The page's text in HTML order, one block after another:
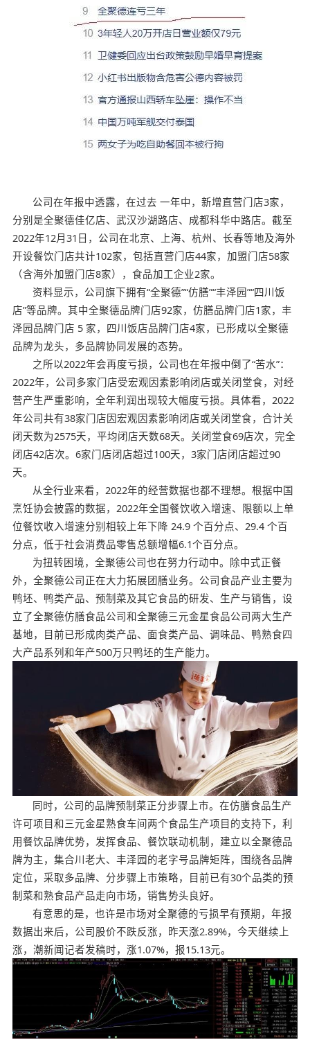
公司在年报中透露，在过去 一年中，新增直营门店3家，
分别是全聚德佳亿店、武汉沙湖路店、成都科华中路店。截至
2022年12月31日，公司在北京、上海、杭州、长春等地及海外
开设餐饮门店共计102家，包括直营门店44家，加盟门店58家
（含海外加盟门店8家），食品加工企业2家。
资料显示，公司旗下拥有“全聚德”“仿膳”“丰泽园”“四川饭
店”等品牌。其中全聚德品牌门店92家，仿膳品牌门店1家，丰
泽园品牌门店 5 家，四川饭店品牌门店4家，已形成以全聚德
品牌为龙头，多品牌协同发展的态势。
之所以2022年会再度亏损，公司也在年报中倒了“苦水”：
2022年，公司多家门店受宏观因素影响闭店或关闭堂食，对经
营产生严重影响，全年利润出现较大幅度亏损。具体看，2022
年公司共有38家门店因宏观因素影响闭店或关闭堂食，合计关
闭天数为2575天，平均闭店天数68天。关闭堂食69店次，完全
闭店42店次。6家门店闭店超过100天，3家门店闭店超过90
天。
从全行业来看，2022年的经营数据也都不理想。根据中国
烹饪协会披露的数据，2022年全国餐饮收入增速、限额以上单
位餐饮收入增速分别相较上年下降 24.9 个百分点、29.4 个百
分点，低于社会消费品零售总额增幅6.1个百分点。
为扭转困境，全聚德公司也在努力行动中。除中式正餐
外，全聚德公司正在大力拓展团膳业务。公司食品产业主要为
鸭坯、鸭类产品、预制菜及其它食品的研发、生产与销售，设
立了全聚德仿膳食品公司和全聚德三元金星食品公司两大生产
基地，目前已形成肉类产品、面食类产品、调味品、鸭熟食四
大产品系列和年产500万只鸭坯的生产能力。
同时，公司的品牌预制菜正分步骤上市。在仿膳食品生产
许可项目和三元金星熟食车间两个食品生产项目的支持下，利
用餐饮品牌优势，发挥食品、餐饮联动机制，建立以全聚德品
牌为主，集合川老大、丰泽园的老字号品牌矩阵，围绕各品牌
定位，采取多品牌、分步骤上市策略，目前已有30个品类的预
制菜和熟食品产品走向市场，销售势头良好。
有意思的是，也许是市场对全聚德的亏损早有预期，年报
数据出来后，公司股价不跌反涨，昨天涨2.89%，今天继续上
涨，潮新闻记者发稿时，涨1.07%，报15.13元。